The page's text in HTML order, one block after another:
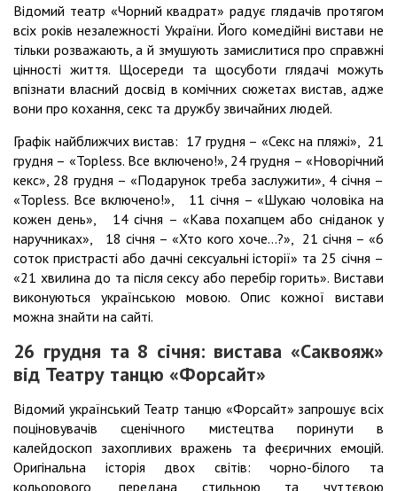
Відомий театр «Чорний квадрат» радує глядачів протягом
всіх років незалежності України. Його комедійні вистави не
тільки розважають, а й змушують замислитися про справжні
цінності життя. Щосереди та щосуботи глядачі можуть
впізнати власний досвід в комічних сюжетах вистав, адже
вони про кохання, секс та дружбу звичайних людей.
Графік найближчих вистав: 17 грудня – «Секс на пляжі», 21
грудня – «Topless. Все включено!», 24 грудня – «Новорічний
кекс», 28 грудня – «Подарунок треба заслужити», 4 січня –
«Topless. Все включено!», 11 січня – «Шукаю чоловіка на
кожен день», 14 січня – «Кава похапцем або сніданок у
наручниках», 18 січня – «Хто кого хоче…?», 21 січня – «6
соток пристрасті або дачні сексуальні історії» та 25 січня –
«21 хвилина до та після сексу або перебір горить». Вистави
виконуються українською мовою. Опис кожної вистави
можна знайти на сайті.
26 грудня та 8 січня: вистава «Саквояж»
від Театру танцю «Форсайт»
Відомий український Театр танцю «Форсайт» запрошує всіх
поціновувачів сценічного мистецтва поринути в
калейдоскоп захопливих вражень та феєричних емоцій.
Оригінальна історія двох світів: чорно-білого та
кольорового, передана стильною та чуттєвою